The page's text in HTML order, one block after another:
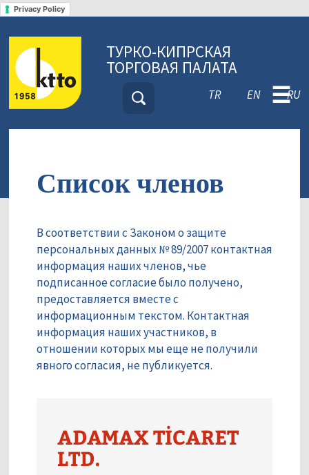
Privacy Policy
ТУРКО-КИПРСКАЯ
ТОРГОВАЯ ПАЛАТА
TR EN RU
☰
Список членов
В соответствии с Законом о защите
персональных данных № 89/2007 контактная
информация наших членов, чье
подписанное согласие было получено,
предоставляется вместе с
информационным текстом. Контактная
информация наших участников, в
отношении которых мы еще не получили
явного согласия, не публикуется.
ADAMAX TİCARET
LTD.